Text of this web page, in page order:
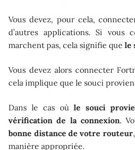
Vous devez, pour cela,
d’autres applications. Si
marchent pas, cela signifie quele
Vous devez alors connecter
cela implique que le souci
Dans le cas oùle souci
vérification de la connexion.
bonne distance de votre routeur
manière appropriée.